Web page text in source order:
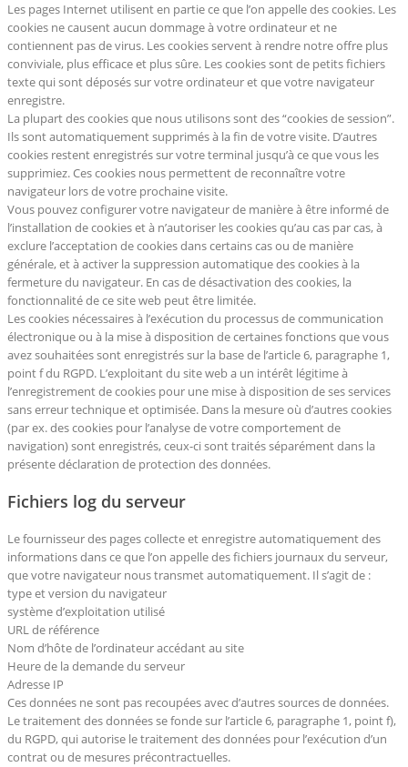
Les pages Internet utilisent en partie ce que l’on appelle des cookies. Les
cookies ne causent aucun dommage à votre ordinateur et ne
contiennent pas de virus. Les cookies servent à rendre notre offre plus
conviviale, plus efficace et plus sûre. Les cookies sont de petits fichiers
texte qui sont déposés sur votre ordinateur et que votre navigateur
enregistre.
La plupart des cookies que nous utilisons sont des “cookies de session”.
Ils sont automatiquement supprimés à la fin de votre visite. D’autres
cookies restent enregistrés sur votre terminal jusqu’à ce que vous les
supprimiez. Ces cookies nous permettent de reconnaître votre
navigateur lors de votre prochaine visite.
Vous pouvez configurer votre navigateur de manière à être informé de
l’installation de cookies et à n’autoriser les cookies qu’au cas par cas, à
exclure l’acceptation de cookies dans certains cas ou de manière
générale, et à activer la suppression automatique des cookies à la
fermeture du navigateur. En cas de désactivation des cookies, la
fonctionnalité de ce site web peut être limitée.
Les cookies nécessaires à l’exécution du processus de communication
électronique ou à la mise à disposition de certaines fonctions que vous
avez souhaitées sont enregistrés sur la base de l’article 6, paragraphe 1,
point f du RGPD. L’exploitant du site web a un intérêt légitime à
l’enregistrement de cookies pour une mise à disposition de ses services
sans erreur technique et optimisée. Dans la mesure où d’autres cookies
(par ex. des cookies pour l’analyse de votre comportement de
navigation) sont enregistrés, ceux-ci sont traités séparément dans la
présente déclaration de protection des données.
Fichiers log du serveur
Le fournisseur des pages collecte et enregistre automatiquement des
informations dans ce que l’on appelle des fichiers journaux du serveur,
que votre navigateur nous transmet automatiquement. Il s’agit de :
type et version du navigateur
système d’exploitation utilisé
URL de référence
Nom d’hôte de l’ordinateur accédant au site
Heure de la demande du serveur
Adresse IP
Ces données ne sont pas recoupées avec d’autres sources de données.
Le traitement des données se fonde sur l’article 6, paragraphe 1, point f),
du RGPD, qui autorise le traitement des données pour l’exécution d’un
contrat ou de mesures précontractuelles.